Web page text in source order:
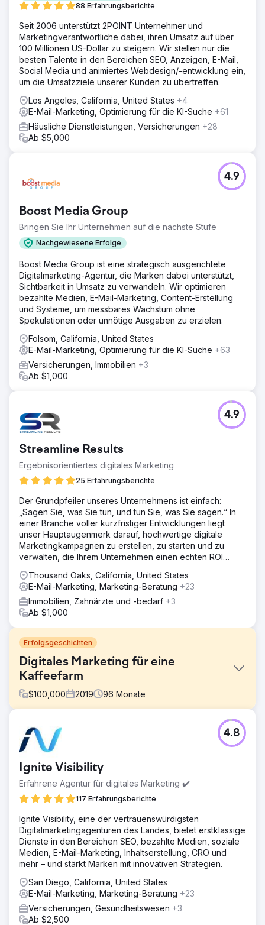
88 Erfahrungsberichte
Seit 2006 unterstützt 2POINT Unternehmer und
Marketingverantwortliche dabei, ihren Umsatz auf über
100 Millionen US-Dollar zu steigern. Wir stellen nur die
besten Talente in den Bereichen SEO, Anzeigen, E-Mail,
Social Media und animiertes Webdesign/-entwicklung ein,
um die Umsatzziele unserer Kunden zu übertreffen.
Los Angeles, California, United States +4
E-Mail-Marketing, Optimierung für die KI-Suche +61
Häusliche Dienstleistungen, Versicherungen +28
Ab $5,000
Boost Media Group
Bringen Sie Ihr Unternehmen auf die nächste Stufe
Nachgewiesene Erfolge
4.9
Boost Media Group ist eine strategisch ausgerichtete
Digitalmarketing-Agentur, die Marken dabei unterstützt,
Sichtbarkeit in Umsatz zu verwandeln. Wir optimieren
bezahlte Medien, E-Mail-Marketing, Content-Erstellung
und Systeme, um messbares Wachstum ohne
Spekulationen oder unnötige Ausgaben zu erzielen.
Folsom, California, United States
E-Mail-Marketing, Optimierung für die KI-Suche +63
Versicherungen, Immobilien +3
Ab $1,000
Streamline Results
Ergebnisorientiertes digitales Marketing
25 Erfahrungsberichte
4.9
Der Grundpfeiler unseres Unternehmens ist einfach:
„Sagen Sie, was Sie tun, und tun Sie, was Sie sagen.“ In
einer Branche voller kurzfristiger Entwicklungen liegt
unser Hauptaugenmerk darauf, hochwertige digitale
Marketingkampagnen zu erstellen, zu starten und zu
verwalten, die Ihrem Unternehmen einen echten ROI
Thousand Oaks, California, United States
E-Mail-Marketing, Marketing-Beratung +23
Immobilien, Zahnärzte und -bedarf +3
Ab $1,000
Erfolgsgeschichten
Digitales Marketing für eine
Kaffeefarm
$100,000 2019 96 Monate
Wir brauchten ein Full-Service-Unternehmen für digitales
Marketing, das uns bei E-Mail-Marketing, Social-Media-
2Point ist verständnisvoll, flexibel und verfügt über
umfassende Kenntnisse in allen unseren Bedürfnissen als
kleines Unternehmen.
2Point Agency hat unsere Website im Hinblick auf SEO-
Compliance, optimierte Keywords und einheitliche
Anzeigen auf allen Plattformen überarbeitet und zielt
dabei über soziale Medien und Constant Contact auf
bestimmte Zielgruppen ab. Wir verlassen uns immer noch
auf ihre anpassbaren SEO- und SEM-Kampagnen.
Ergebnis
Dank der SEO-Kampagne der 2Point Agency stiegen
unsere Google- und Bing-Rankings um 400 %. Ihre
Ignite Visibility
Erfahrene Agentur für digitales Marketing ✔️
117 Erfahrungsberichte
4.8
Ignite Visibility, eine der vertrauenswürdigsten
Digitalmarketingagenturen des Landes, bietet erstklassige
Dienste in den Bereichen SEO, bezahlte Medien, soziale
Medien, E-Mail-Marketing, Inhaltserstellung, CRO und
mehr – und stärkt Marken mit innovativen Strategien.
San Diego, California, United States
E-Mail-Marketing, Marketing-Beratung +23
Versicherungen, Gesundheitswesen +3
Ab $2,500